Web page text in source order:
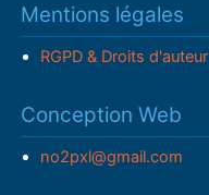
Mentions légales
RGPD & Droits d'auteur
Conception Web
no2pxl@gmail.com